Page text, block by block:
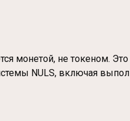
монетой, не токеном.
NULS, включая